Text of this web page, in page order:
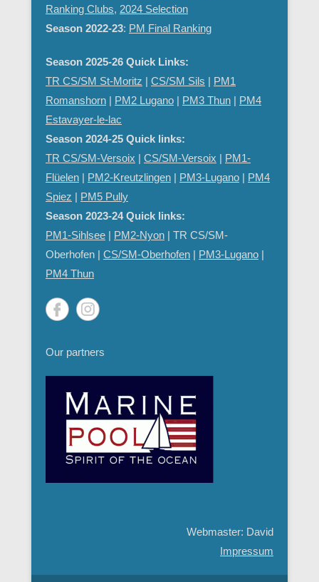
Ranking Clubs, 2024 Selection
Season 2022-23: PM Final Ranking
Season 2025-26 Quick Links:
TR CS/SM St-Moritz | CS/SM Sils | PM1
Romanshorn | PM2 Lugano | PM3 Thun | PM4
Estavayer-le-lac
Season 2024-25 Quick links:
TR CS/SM-Versoix | CS/SM-Versoix | PM1-
Flüelen | PM2-Kreutzlingen | PM3-Lugano | PM4
Spiez | PM5 Pully
Season 2023-24 Quick links:
PM1-Sihlsee | PM2-Nyon | TR CS/SM-
Oberhofen | CS/SM-Oberhofen | PM3-Lugano |
PM4 Thun
Our partners
Webmaster: David
Impressum